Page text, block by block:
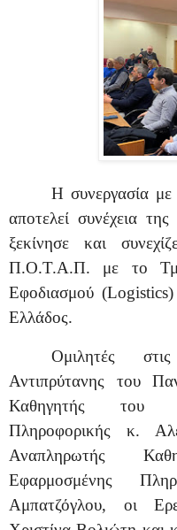
Η συνεργασία με
αποτελεί συνέχεια
ξεκίνησε και
Π.Ο.Τ.Α.Π. με το
Εφοδιασμού (Logistics)
Ελλάδος.
Ομιλητές
Αντιπρύτανης του
Καθηγητής του
Πληροφορικής κ.
Αναπληρωτής
Εφαρμοσμένης
Αμπατζόγλου, οι